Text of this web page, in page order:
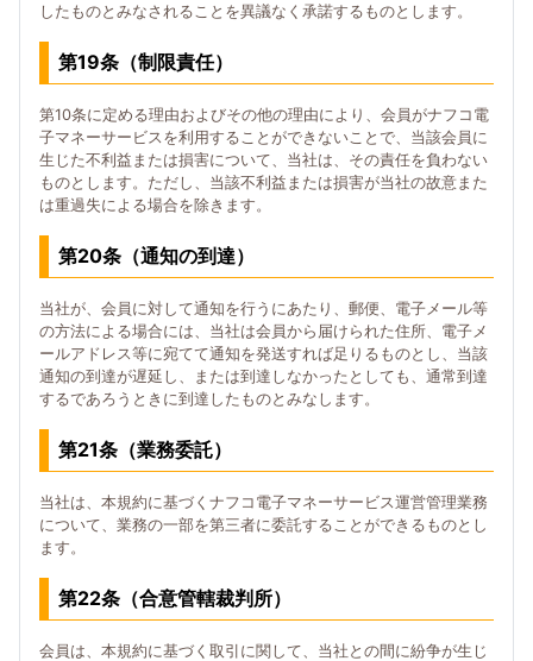
したものとみなされることを異議なく承諾するものとします。
第19条（制限責任）
第10条に定める理由およびその他の理由により、会員がナフコ電
子マネーサービスを利用することができないことで、当該会員に
生じた不利益または損害について、当社は、その責任を負わない
ものとします。ただし、当該不利益または損害が当社の故意また
は重過失による場合を除きます。
第20条（通知の到達）
当社が、会員に対して通知を行うにあたり、郵便、電子メール等
の方法による場合には、当社は会員から届けられた住所、電子メ
ールアドレス等に宛てて通知を発送すれば足りるものとし、当該
通知の到達が遅延し、または到達しなかったとしても、通常到達
するであろうときに到達したものとみなします。
第21条（業務委託）
当社は、本規約に基づくナフコ電子マネーサービス運営管理業務
について、業務の一部を第三者に委託することができるものとし
ます。
第22条（合意管轄裁判所）
会員は、本規約に基づく取引に関して、当社との間に紛争が生じ